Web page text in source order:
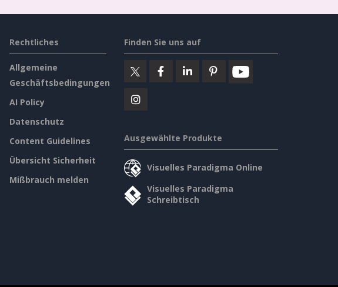
Rechtliches
Allgemeine
Geschäftsbedingungen
AI Policy
Datenschutz
Content Guidelines
Übersicht Sicherheit
Mißbrauch melden
Finden Sie uns auf
Ausgewählte Produkte
Visuelles Paradigma Online
Visuelles Paradigma
Schreibtisch